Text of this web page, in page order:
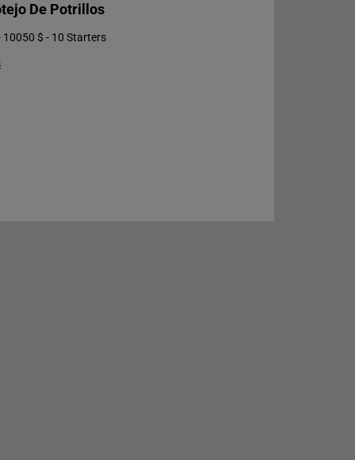
De Potrillos
10050 $ - 10 Starters